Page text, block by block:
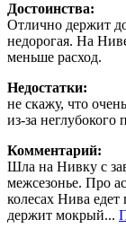
Достоинства:
Отлично держит
недорогая. На
меньше расход.
Недостатки:
не скажу, что
из-за неглубокого
Комментарий:
Шла на Нивку с
межсезонье. Про
колесах Нива
держит мокрый...